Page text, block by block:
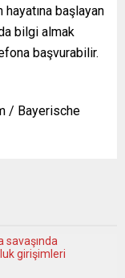
hayatına başlayan
bilgi almak
başvurabilir.
/ Bayerische